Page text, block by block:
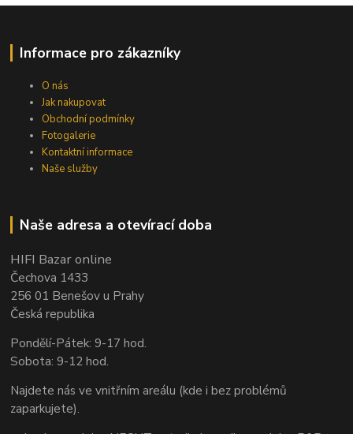
Informace pro zákazníky
O nás
Jak nakupovat
Obchodní podmínky
Fotogalerie
Kontaktní informace
Naše služby
Naše adresa a otevírací doba
HIFI Bazar online
Čechova 1433
256 01 Benešov u Prahy
Česká republika
Pondělí-Pátek: 9-17 hod.
Sobota: 9-12 hod.
Najdete nás ve vnitřním areálu (kde i bez problémů
zaparkujete).